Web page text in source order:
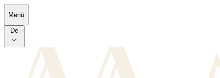
Skip to main content
Menü
De